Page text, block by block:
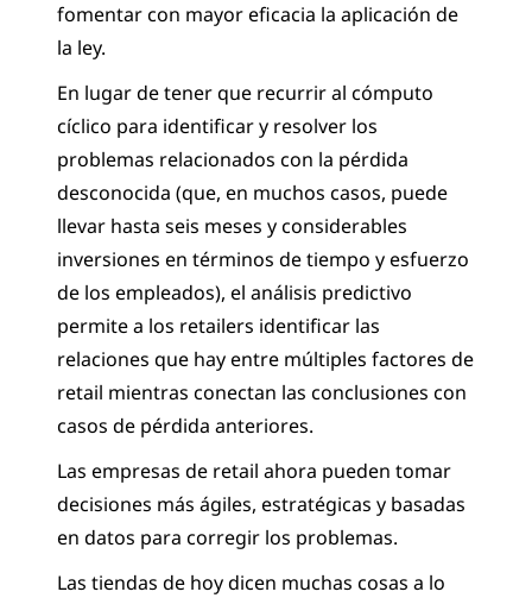
fomentar con mayor eficacia la aplicación de
la ley.
En lugar de tener que recurrir al cómputo
cíclico para identificar y resolver los
problemas relacionados con la pérdida
desconocida (que, en muchos casos, puede
llevar hasta seis meses y considerables
inversiones en términos de tiempo y esfuerzo
de los empleados), el análisis predictivo
permite a los retailers identificar las
relaciones que hay entre múltiples factores de
retail mientras conectan las conclusiones con
casos de pérdida anteriores.
Las empresas de retail ahora pueden tomar
decisiones más ágiles, estratégicas y basadas
en datos para corregir los problemas.
Las tiendas de hoy dicen muchas cosas a lo